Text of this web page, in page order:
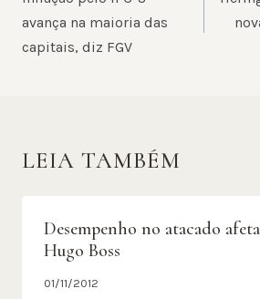
POST
avança na maioria das
capitais, diz FGV
LEIA TAMBÉM
Desempenho no atacado
Hugo Boss
01/11/2012